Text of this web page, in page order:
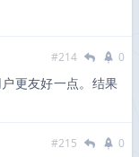
#214 0
更友好一点。结果
#215 0